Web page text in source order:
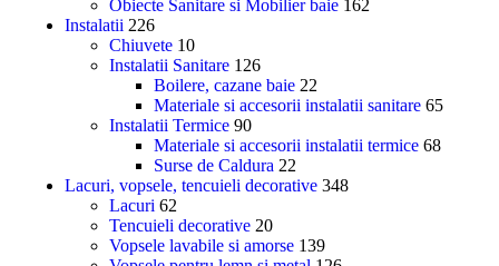
Obiecte Sanitare si Mobilier baie 162
Instalatii 226
Chiuvete 10
Instalatii Sanitare 126
Boilere, cazane baie 22
Materiale si accesorii instalatii sanitare 65
Instalatii Termice 90
Materiale si accesorii instalatii termice 68
Surse de Caldura 22
Lacuri, vopsele, tencuieli decorative 348
Lacuri 62
Tencuieli decorative 20
Vopsele lavabile si amorse 139